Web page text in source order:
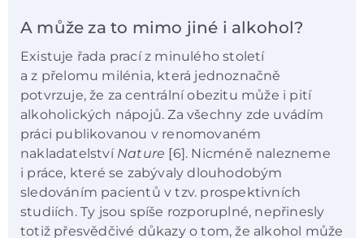
A může za to mimo jiné i alkohol?
Existuje řada prací z minulého století
a z přelomu milénia, která jednoznačně
potvrzuje, že za centrální obezitu může i pití
alkoholických nápojů. Za všechny zde uvádím
práci publikovanou v renomovaném
nakladatelství Nature [6]. Nicméně nalezneme
i práce, které se zabývaly dlouhodobým
sledováním pacientů v tzv. prospektivních
studiích. Ty jsou spíše rozporuplné, nepřinesly
totiž přesvědčivé důkazy o tom, že alkohol může